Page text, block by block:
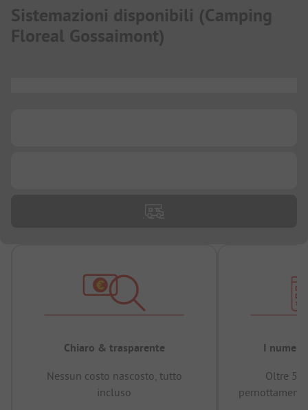
Sistemazioni disponibili (Camping
Floreal Gossaimont)
Chiaro & trasparente
Nessun costo nascosto, tutto
incluso
I numeri
Oltre